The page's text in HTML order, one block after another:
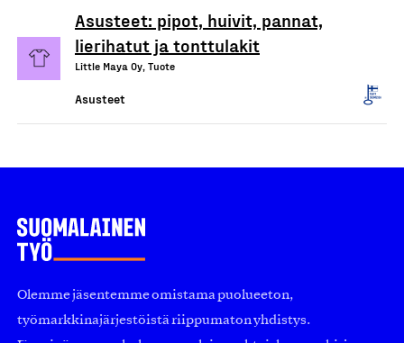
Asusteet: pipot, huivit, pannat,
lierihatut ja tonttulakit
Little Maya Oy, Tuote
Asusteet
Olemme jäsentemme omistama puolueeton,
työmarkkinajärjestöistä riippumaton yhdistys.